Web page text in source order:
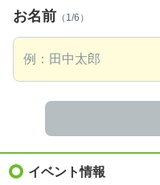
お名前 （1/6）
イベント情報